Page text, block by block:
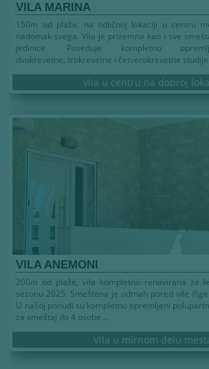
VILA MARINA
150m od plaže, na odličnoj lokaciji u centru
nadomak svega. Vila je prizemna kao i sve
jedinice. Poseduje kompletno
dvokrevetne, trokrevetne i četverokrevetne
vila u centru na dobroj
VILA ANEMONI
200m od plaže, vila kompletno renovirana za
sezonu 2025. Smeštena je odmah pored vile
U našoj ponudi su kompletno opremljeni
za smeštaj do 4 osobe...
Vila u mirnom delu